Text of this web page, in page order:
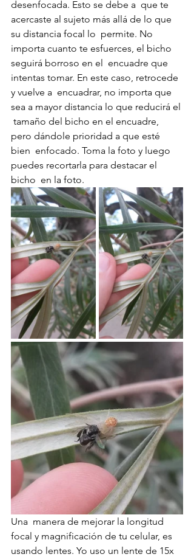
desenfocada. Esto se debe a  que te
acercaste al sujeto más allá de lo que
su distancia focal lo  permite. No
importa cuanto te esfuerces, el bicho
seguirá borroso en el  encuadre que
intentas tomar. En este caso, retrocede
y vuelve a  encuadrar, no importa que
sea a mayor distancia lo que reducirá el
tamaño del bicho en el encuadre,
pero dándole prioridad a que esté
bien  enfocado. Toma la foto y luego
puedes recortarla para destacar el
bicho  en la foto.
Una  manera de mejorar la longitud
focal y magnificación de tu celular, es
usando lentes. Yo uso un lente de 15x